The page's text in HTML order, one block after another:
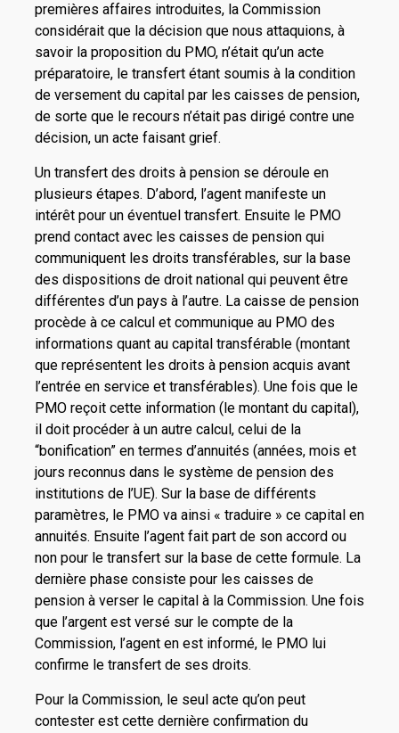
premières affaires introduites, la Commission
considérait que la décision que nous attaquions, à
savoir la proposition du PMO, n’était qu’un acte
préparatoire, le transfert étant soumis à la condition
de versement du capital par les caisses de pension,
de sorte que le recours n’était pas dirigé contre une
décision, un acte faisant grief.
Un transfert des droits à pension se déroule en
plusieurs étapes. D’abord, l’agent manifeste un
intérêt pour un éventuel transfert. Ensuite le PMO
prend contact avec les caisses de pension qui
communiquent les droits transférables, sur la base
des dispositions de droit national qui peuvent être
différentes d’un pays à l’autre. La caisse de pension
procède à ce calcul et communique au PMO des
informations quant au capital transférable (montant
que représentent les droits à pension acquis avant
l’entrée en service et transférables). Une fois que le
PMO reçoit cette information (le montant du capital),
il doit procéder à un autre calcul, celui de la
“bonification” en termes d’annuités (années, mois et
jours reconnus dans le système de pension des
institutions de l’UE). Sur la base de différents
paramètres, le PMO va ainsi « traduire » ce capital en
annuités. Ensuite l’agent fait part de son accord ou
non pour le transfert sur la base de cette formule. La
dernière phase consiste pour les caisses de
pension à verser le capital à la Commission. Une fois
que l’argent est versé sur le compte de la
Commission, l’agent en est informé, le PMO lui
confirme le transfert de ses droits.
Pour la Commission, le seul acte qu’on peut
contester est cette dernière confirmation du